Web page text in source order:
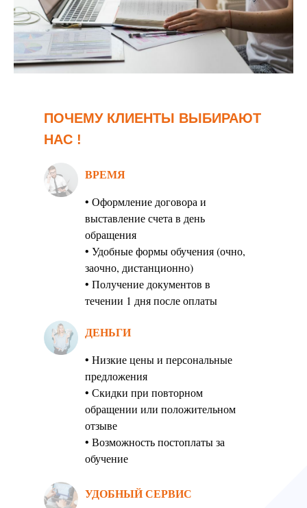
ПОЧЕМУ КЛИЕНТЫ ВЫБИРАЮТ
НАС !
ВРЕМЯ
• Оформление договора и
выставление счета в день
обращения
• Удобные формы обучения (очно,
заочно, дистанционно)
• Получение документов в
течении 1 дня после оплаты
ДЕНЬГИ
• Низкие цены и персональные
предложения
• Скидки при повторном
обращении или положительном
отзыве
• Возможность постоплаты за
обучение
УДОБНЫЙ СЕРВИС